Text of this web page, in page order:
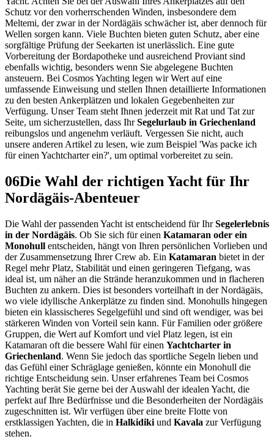
Schutz vor den vorherrschenden Winden, insbesondere dem
Meltemi, der zwar in der Nordägäis schwächer ist, aber dennoch für
Wellen sorgen kann. Viele Buchten bieten guten Schutz, aber eine
sorgfältige Prüfung der Seekarten ist unerlässlich. Eine gute
Vorbereitung der Bordapotheke und ausreichend Proviant sind
ebenfalls wichtig, besonders wenn Sie abgelegene Buchten
ansteuern. Bei Cosmos Yachting legen wir Wert auf eine
umfassende Einweisung und stellen Ihnen detaillierte Informationen
zu den besten Ankerplätzen und lokalen Gegebenheiten zur
Verfügung. Unser Team steht Ihnen jederzeit mit Rat und Tat zur
Seite, um sicherzustellen, dass IhrSegelurlaub in Griechenland
reibungslos und angenehm verläuft. Vergessen Sie nicht, auch
unsere anderen Artikel zu lesen, wie zum Beispiel 'Was packe ich
für einen Yachtcharter ein?', um optimal vorbereitet zu sein.
06Die Wahl der richtigen Yacht für Ihr
Nordägäis-Abenteuer
Die Wahl der passenden Yacht ist entscheidend für IhrSegelerlebnis
in der Nordägäis. Ob Sie sich für einen Katamaran oder ein
Monohull entscheiden, hängt von Ihren persönlichen Vorlieben und
der Zusammensetzung Ihrer Crew ab. Ein Katamaran bietet in der
Regel mehr Platz, Stabilität und einen geringeren Tiefgang, was
ideal ist, um näher an die Strände heranzukommen und in flacheren
Buchten zu ankern. Dies ist besonders vorteilhaft in der Nordägäis,
wo viele idyllische Ankerplätze zu finden sind. Monohulls hingegen
bieten ein klassischeres Segelgefühl und sind oft wendiger, was bei
stärkeren Winden von Vorteil sein kann. Für Familien oder größere
Gruppen, die Wert auf Komfort und viel Platz legen, ist ein
Katamaran oft die bessere Wahl für einen Yachtcharter in
Griechenland. Wenn Sie jedoch das sportliche Segeln lieben und
das Gefühl einer Schräglage genießen, könnte ein Monohull die
richtige Entscheidung sein. Unser erfahrenes Team bei Cosmos
Yachting berät Sie gerne bei der Auswahl der idealen Yacht, die
perfekt auf Ihre Bedürfnisse und die Besonderheiten der Nordägäis
zugeschnitten ist. Wir verfügen über eine breite Flotte von
erstklassigen Yachten, die in Halkidiki und Kavala zur Verfügung
stehen.